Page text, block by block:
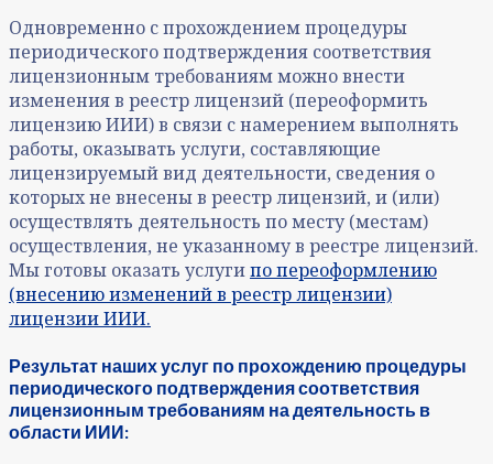
Одновременно с прохождением процедуры
периодического подтверждения соответствия
лицензионным требованиям можно внести
изменения в реестр лицензий (переоформить
лицензию ИИИ) в связи с намерением выполнять
работы, оказывать услуги, составляющие
лицензируемый вид деятельности, сведения о
которых не внесены в реестр лицензий, и (или)
осуществлять деятельность по месту (местам)
осуществления, не указанному в реестре лицензий.
Мы готовы оказать услугипо переоформлению
(внесению изменений в реестр лицензии)
лицензии ИИИ.
Результат наших услуг по прохождению процедуры
периодического подтверждения соответствия
лицензионным требованиям на деятельность в
области ИИИ: